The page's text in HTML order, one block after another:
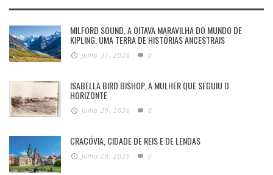
MILFORD SOUND, A OITAVA MARAVILHA DO MUNDO DE
KIPLING, UMA TERRA DE HISTÓRIAS ANCESTRAIS
Julho 31, 2026 0
ISABELLA BIRD BISHOP, A MULHER QUE SEGUIU O
HORIZONTE
Julho 29, 2026 0
CRACÓVIA, CIDADE DE REIS E DE LENDAS
Julho 29, 2026 0